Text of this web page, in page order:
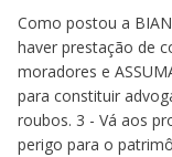
Como postou a
haver prestação de
moradores e
para constituir
roubos. 3 - Vá aos
perigo para o